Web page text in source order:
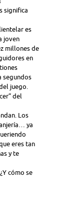
significa
es
joven
millones de
en
segundos
juego.
del
Los
ya
eres tan
y te
cómo se